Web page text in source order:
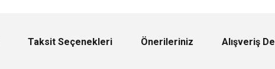
Taksit Seçenekleri Önerileriniz Alışveriş